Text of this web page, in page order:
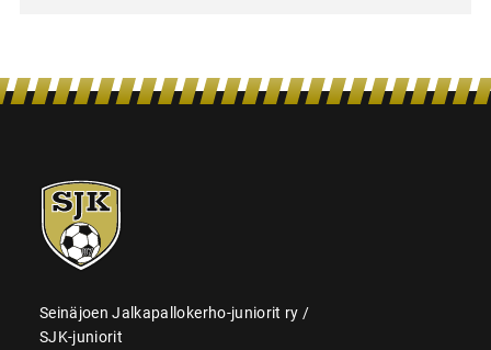
SJK-
juniorit
Seinäjoen Jalkapallokerho-juniorit ry /
SJK-juniorit